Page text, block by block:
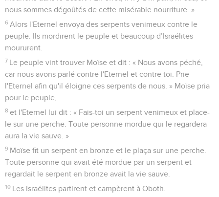
nous sommes dégoûtés de cette misérable nourriture. »
6 Alors l'Eternel envoya des serpents venimeux contre le
peuple. Ils mordirent le peuple et beaucoup d’Israélites
moururent.
7
Le peuple vint trouver Moïse et dit : « Nous avons péché,
car nous avons parlé contre l'Eternel et contre toi. Prie
l'Eternel afin qu'il éloigne ces serpents de nous. » Moïse pria
pour le peuple,
8 et l'Eternel lui dit : « Fais-toi un serpent venimeux et place-
le sur une perche. Toute personne mordue qui le regardera
aura la vie sauve. »
9 Moïse fit un serpent en bronze et le plaça sur une perche.
Toute personne qui avait été mordue par un serpent et
regardait le serpent en bronze avait la vie sauve.
10 Les Israélites partirent et campèrent à Oboth.